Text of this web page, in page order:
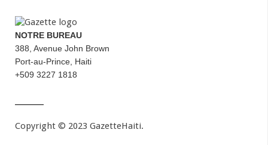
NOTRE BUREAU
388, Avenue John Brown
Port-au-Prince, Haiti
+509 3227 1818
Copyright © 2023 GazetteHaiti.